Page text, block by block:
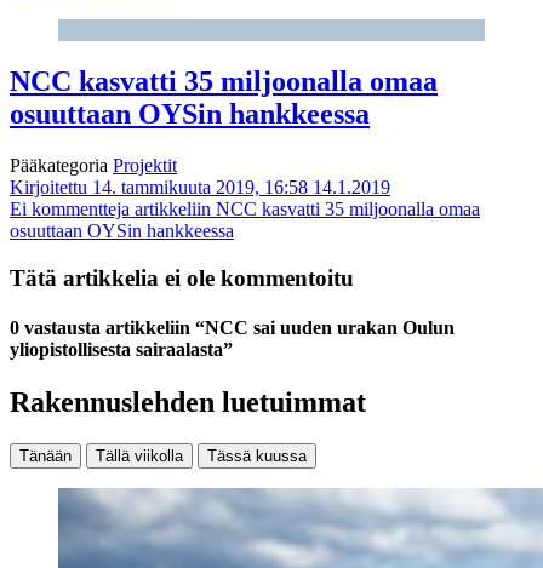
NCC kasvatti 35 miljoonalla omaa
osuuttaan OYSin hankkeessa
Pääkategoria Projektit
Kirjoitettu 14. tammikuuta 2019, 16:58 14.1.2019
Ei kommentteja artikkeliin NCC kasvatti 35 miljoonalla omaa
osuuttaan OYSin hankkeessa
Tätä artikkelia ei ole kommentoitu
0 vastausta artikkeliin “NCC sai uuden urakan Oulun
yliopistollisesta sairaalasta”
Rakennuslehden luetuimmat
Tänään Tällä viikolla Tässä kuussa